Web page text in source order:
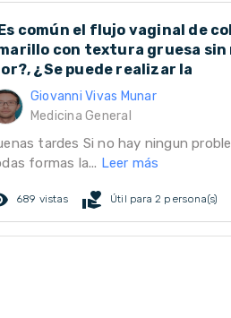
común el flujo vaginal de
con textura gruesa sin
¿Se puede realizar la
Giovanni Vivas Munar
Medicina General
tardes Si no hay ningun
formas la... Leer más
689 vistas volunteer_activism Útil para 2 persona(s)